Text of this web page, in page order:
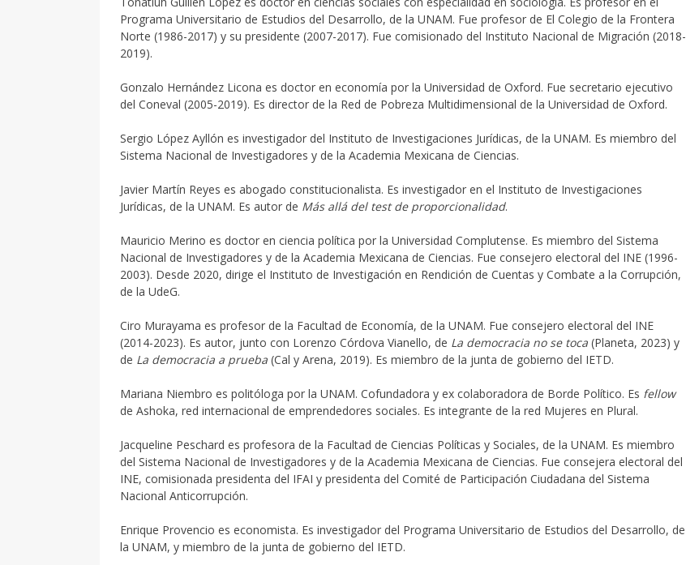
Programa Universitario de Estudios del Desarrollo, de la UNAM. Fue profesor de El Colegio de la Frontera
Norte (1986-2017) y su presidente (2007-2017). Fue comisionado del Instituto Nacional de Migración (2018-
2019).
Gonzalo Hernández Licona es doctor en economía por la Universidad de Oxford. Fue secretario ejecutivo
del Coneval (2005-2019). Es director de la Red de Pobreza Multidimensional de la Universidad de Oxford.
Sergio López Ayllón es investigador del Instituto de Investigaciones Jurídicas, de la UNAM. Es miembro del
Sistema Nacional de Investigadores y de la Academia Mexicana de Ciencias.
Javier Martín Reyes es abogado constitucionalista. Es investigador en el Instituto de Investigaciones
Jurídicas, de la UNAM. Es autor de Más allá del test de proporcionalidad.
Mauricio Merino es doctor en ciencia política por la Universidad Complutense. Es miembro del Sistema
Nacional de Investigadores y de la Academia Mexicana de Ciencias. Fue consejero electoral del INE (1996-
2003). Desde 2020, dirige el Instituto de Investigación en Rendición de Cuentas y Combate a la Corrupción,
de la UdeG.
Ciro Murayama es profesor de la Facultad de Economía, de la UNAM. Fue consejero electoral del INE
(2014-2023). Es autor, junto con Lorenzo Córdova Vianello, de La democracia no se toca (Planeta, 2023) y
de La democracia a prueba (Cal y Arena, 2019). Es miembro de la junta de gobierno del IETD.
Mariana Niembro es politóloga por la UNAM. Cofundadora y ex colaboradora de Borde Político. Es fellow
de Ashoka, red internacional de emprendedores sociales. Es integrante de la red Mujeres en Plural.
Jacqueline Peschard es profesora de la Facultad de Ciencias Políticas y Sociales, de la UNAM. Es miembro
del Sistema Nacional de Investigadores y de la Academia Mexicana de Ciencias. Fue consejera electoral del
INE, comisionada presidenta del IFAI y presidenta del Comité de Participación Ciudadana del Sistema
Nacional Anticorrupción.
Enrique Provencio es economista. Es investigador del Programa Universitario de Estudios del Desarrollo, de
la UNAM, y miembro de la junta de gobierno del IETD.